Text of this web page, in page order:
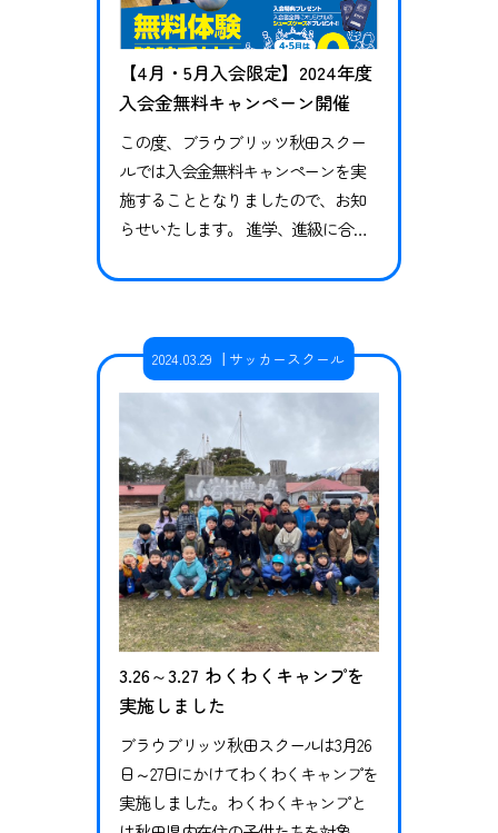
【4月・5月入会限定】2024年度
入会金無料キャンペーン開催
この度、ブラウブリッツ秋田スクー
ルでは入会金無料キャンペーンを実
施することとなりましたので、お知
らせいたします。 進学、進級に合わ
料体験はどのスクールも随時受付中
い！ 各スクールの体験申込はこちら
から 対象スクール サッカースクール
（秋田校・大館校・にかほ校・由利
本荘校・能代校・大仙校） バレーボ
ールスクール（秋田市） 運動神経向
上ス…
2024.03.29 サッカースクール
3.26～3.27 わくわくキャンプを
実施しました
ブラウブリッツ秋田スクールは3月26
日～27日にかけてわくわくキャンプを
実施しました。わくわくキャンプと